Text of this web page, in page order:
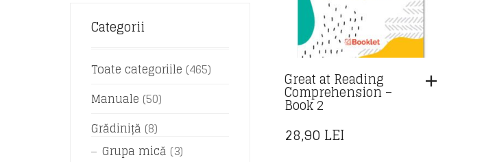
Great at Reading
Comprehension –
Book 2
28,90 LEI
Categorii
Toate categoriile (465)
Manuale (50)
Grădiniță (8)
Grupa mică (3)